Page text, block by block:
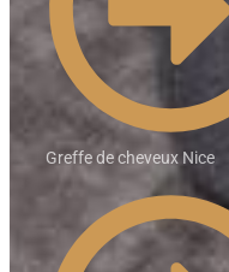
Greffe de cheveux Nice